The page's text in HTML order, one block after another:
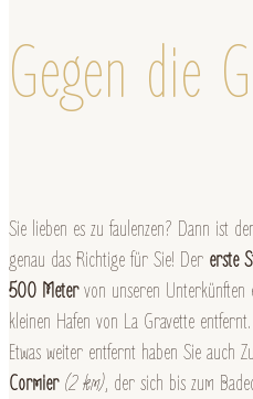
Gegen die
Sie lieben es zu faulenzen? Dann ist
genau das Richtige für Sie! Der erste
500 Metervon unseren Unterkünften
kleinen Hafen von La Gravette entfernt.
Etwas weiter entfernt haben Sie auch
Cormier (2 km), der sich bis zum